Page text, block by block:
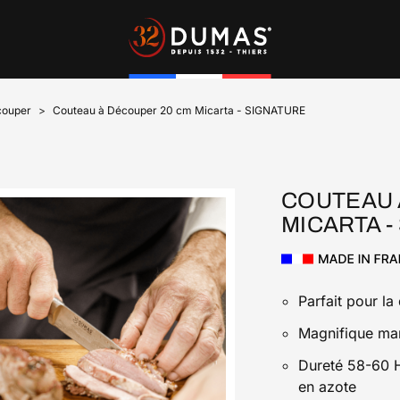
Nos blocs & coffrets
Couteau à Découper 20 cm Micarta - SIGNATURE
COUTEAU
MICARTA
Parfait pour la
Magnifique
Dureté 58-60
en azote